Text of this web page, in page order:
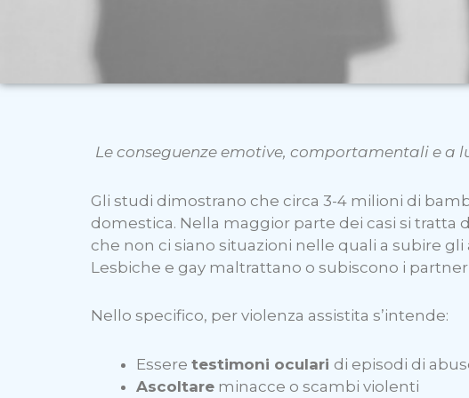
Le conseguenze emotive, comportamentali e a
Gli studi dimostrano che circa 3-4 milioni di
domestica. Nella maggior parte dei casi si tratta
che non ci siano situazioni nelle quali a subire
Lesbiche e gay maltrattano o subiscono i
Nello specifico, per violenza assistita s’intende:
Essere testimoni oculari di episodi di
Ascoltare minacce o scambi violenti